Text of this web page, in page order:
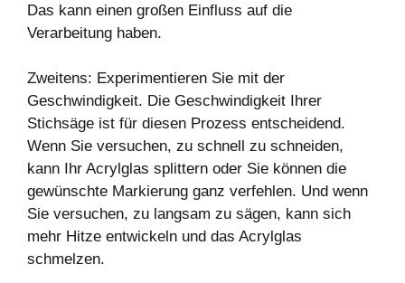
Das kann einen großen Einfluss auf die
Verarbeitung haben.
Zweitens: Experimentieren Sie mit der
Geschwindigkeit. Die Geschwindigkeit Ihrer
Stichsäge ist für diesen Prozess entscheidend.
Wenn Sie versuchen, zu schnell zu schneiden,
kann Ihr Acrylglas splittern oder Sie können die
gewünschte Markierung ganz verfehlen. Und wenn
Sie versuchen, zu langsam zu sägen, kann sich
mehr Hitze entwickeln und das Acrylglas
schmelzen.